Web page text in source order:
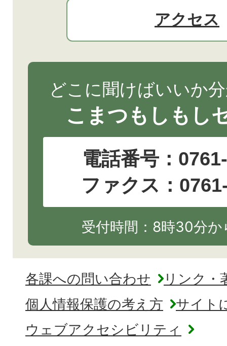
アクセス
どこに聞けばいいか
こまつもしもし
電話番号：
ファクス：
受付時間：8時30分
各課への問い合わせ
リンク・
個人情報保護の考え方
サイト
ウェブアクセシビリティ